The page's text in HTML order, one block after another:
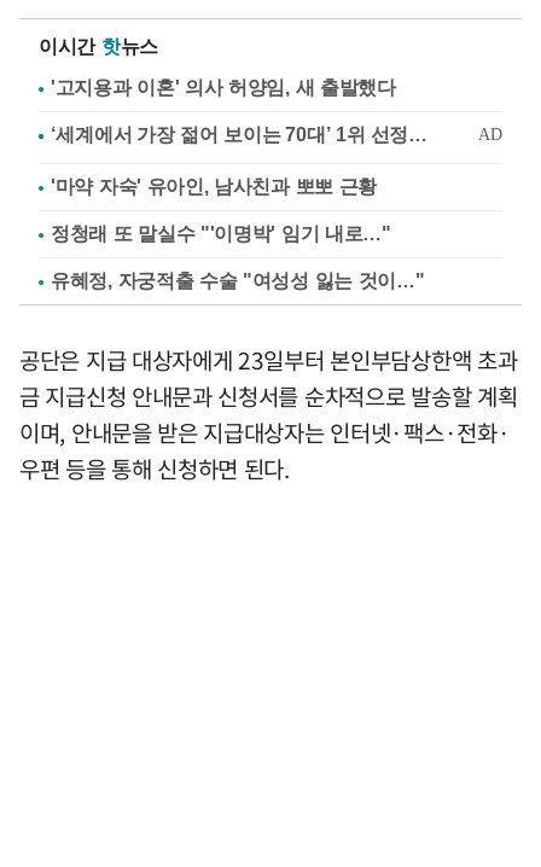
이시간 핫뉴스
'고지용과 이혼' 의사 허양임, 새 출발했다
'마약 자숙' 유아인, 남사친과 뽀뽀 근황
정청래 또 말실수 "'이명박' 임기 내로…"
유혜정, 자궁적출 수술 "여성성 잃는 것이…"
공단은 지급 대상자에게 23일부터 본인부담상한액 초과
금 지급신청 안내문과 신청서를 순차적으로 발송할 계획
이며, 안내문을 받은 지급대상자는 인터넷·팩스·전화·
우편 등을 통해 신청하면 된다.